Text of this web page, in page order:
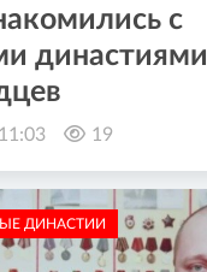
с
династиями
19
ДИНАСТИИ